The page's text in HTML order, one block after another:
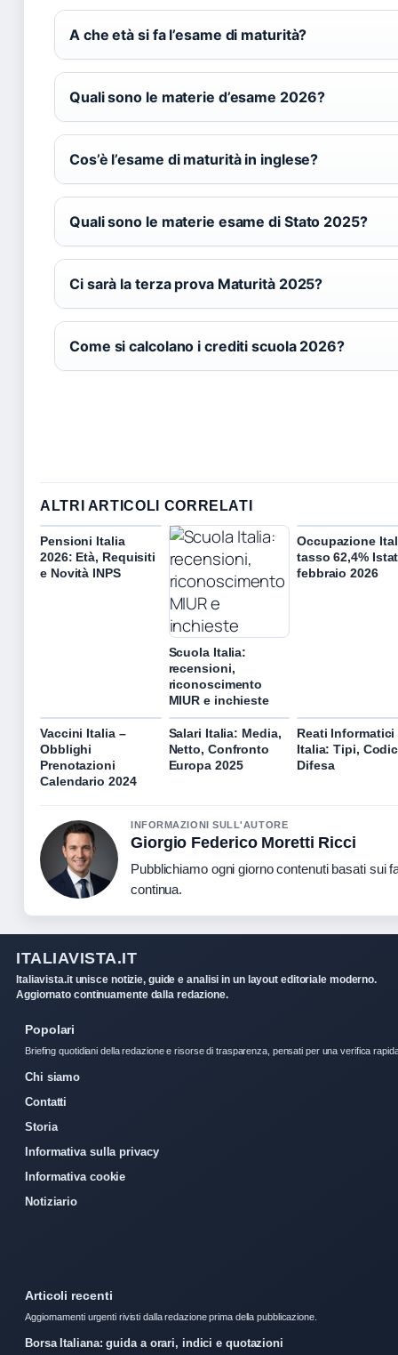
A che età si fa l’esame di maturità?
Quali sono le materie d’esame 2026?
Cos’è l’esame di maturità in inglese?
Quali sono le materie esame di Stato 2025?
Ci sarà la terza prova Maturità 2025?
Come si calcolano i crediti scuola 2026?
ALTRI ARTICOLI CORRELATI
Pensioni Italia
2026: Età, Requisiti
e Novità INPS
Scuola Italia:
recensioni,
riconoscimento
MIUR e inchieste
Occupazione
tasso 62,4% Istat
febbraio 2026
Vaccini Italia –
Obblighi
Prenotazioni
Calendario 2024
Salari Italia: Media,
Netto, Confronto
Europa 2025
Reati Informatici
Italia: Tipi,
Difesa
INFORMAZIONI SULL'AUTORE
Giorgio Federico Moretti Ricci
Pubblichiamo ogni giorno contenuti basati sui
continua.
ITALIAVISTA.IT
Italiavista.it unisce notizie, guide e analisi in un layout editoriale moderno.
Aggiornato continuamente dalla redazione.
Popolari
Briefing quotidiani della redazione e risorse di trasparenza, pensati per una verifica
Chi siamo
Contatti
Storia
Informativa sulla privacy
Informativa cookie
Notiziario
Articoli recenti
Aggiornamenti urgenti rivisti dalla redazione prima della pubblicazione.
Borsa Italiana: guida a orari, indici e quotazioni